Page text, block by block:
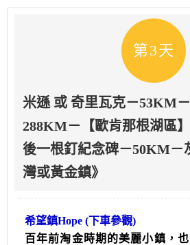
第3天
米遜 或 奇里瓦克－53KM
288KM－【歐肯那根湖區
後一根釘紀念碑－50KM－
灣或黃金鎮》
希望鎮Hope (下車參觀)
百年前淘金時期的美麗小鎮，